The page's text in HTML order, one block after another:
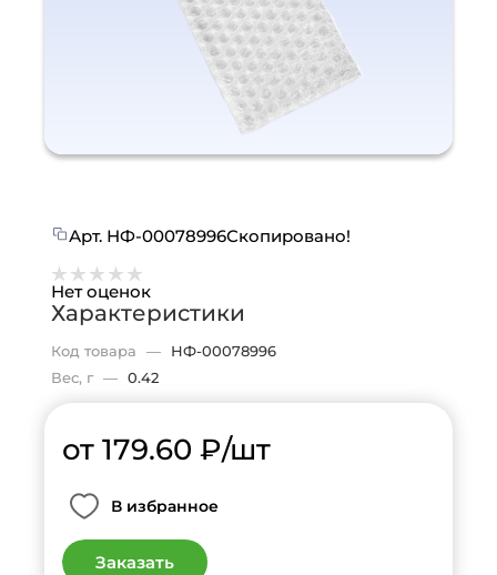
Арт. НФ-00078996Скопировано!
Нет оценок
Характеристики
Код товара —
НФ-00078996
Вес, г — 0.42
от 179.60 ₽/шт
В избранное
Заказать